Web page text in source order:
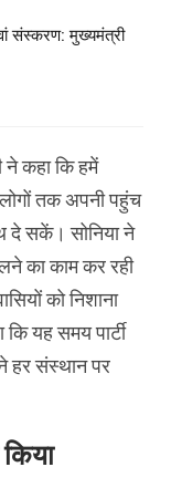
संस्करण: मुख्यमंत्री
ने कहा कि हमें
तक अपनी पहुंच
दे सकें। सोनिया ने
का काम कर रही
को निशाना
यह समय पार्टी
हर संस्थान पर